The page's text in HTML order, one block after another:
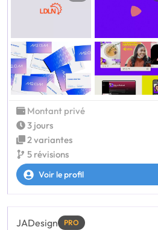
Montant privé
3 jours
2 variantes
5 révisions
Voir le profil
JADesign PRO